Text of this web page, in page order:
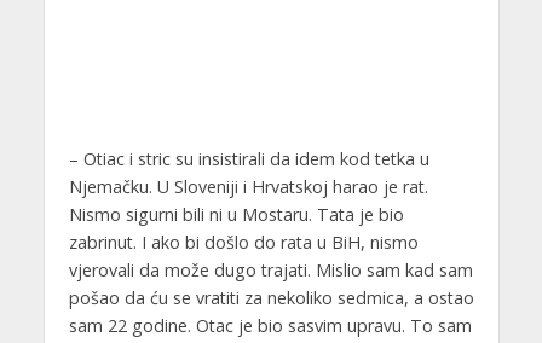
– Otiac i stric su insistirali da idem kod tetka u
Njemačku. U Sloveniji i Hrvatskoj harao je rat.
Nismo sigurni bili ni u Mostaru. Tata je bio
zabrinut. I ako bi došlo do rata u BiH, nismo
vjerovali da može dugo trajati. Mislio sam kad sam
pošao da ću se vratiti za nekoliko sedmica, a ostao
sam 22 godine. Otac je bio sasvim upravu. To sam